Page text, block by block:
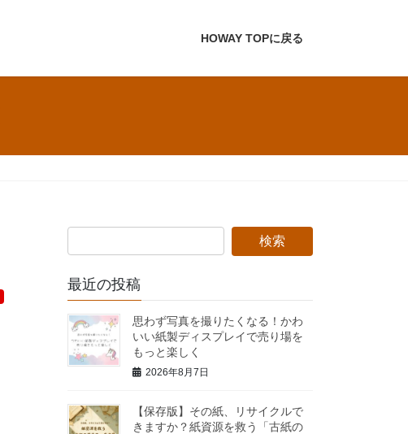
HOWAY TOPに戻る
最近の投稿
思わず写真を撮りたくなる！かわ
いい紙製ディスプレイで売り場を
もっと楽しく
2026年8月7日
【保存版】その紙、リサイクルで
きますか？紙資源を救う「古紙の